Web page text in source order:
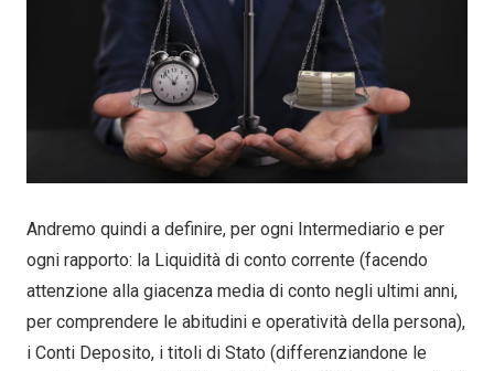
Andremo quindi a definire, per ogni Intermediario e per
ogni rapporto: la Liquidità di conto corrente (facendo
attenzione alla giacenza media di conto negli ultimi anni,
per comprendere le abitudini e operatività della persona),
i Conti Deposito, i titoli di Stato (differenziandone le